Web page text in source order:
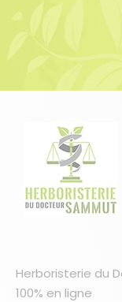
Herboristerie du
100% en ligne